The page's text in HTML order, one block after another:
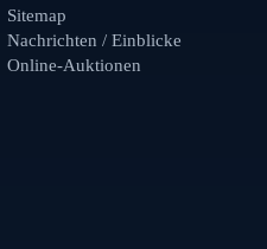
Sitemap
Nachrichten / Einblicke
Online-Auktionen